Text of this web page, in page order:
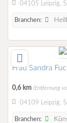
04105 Leipzig,
Branchen:
Frau Sandra
0,6 km (Entfernung
04109 Leipzig,
Branchen: